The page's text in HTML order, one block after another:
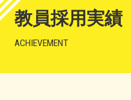
教員採用実績
ACHIEVEMENT